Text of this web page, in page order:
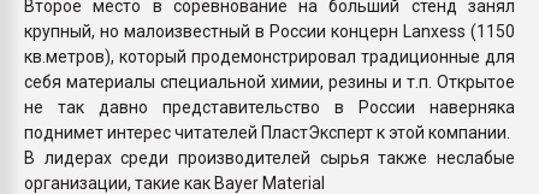
Второе место в соревнование на больший стенд занял
крупный, но малоизвестный в России концерн Lanxess (1150
кв.метров), который продемонстрировал традиционные для
себя материалы специальной химии, резины и т.п. Открытое
не так давно представительство в России наверняка
поднимет интерес читателей ПластЭксперт к этой компании.
В лидерах среди производителей сырья также неслабые
организации, такие как Bayer Material